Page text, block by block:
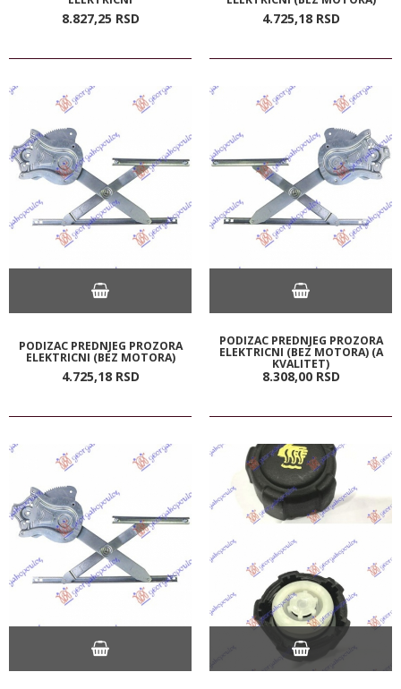
8.827,25 RSD 4.725,18 RSD
PODIZAC PREDNJEG PROZORA
ELEKTRICNI (BEZ MOTORA)
4.725,18 RSD
PODIZAC PREDNJEG PROZORA
ELEKTRICNI (BEZ MOTORA) (A
KVALITET)
8.308,00 RSD